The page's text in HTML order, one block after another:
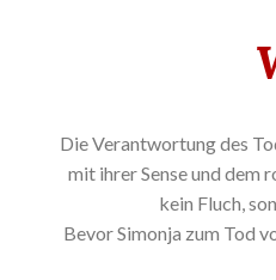
Die Verantwortung des
mit ihrer Sense und dem
kein Fluch,
Bevor Simonja zum Tod